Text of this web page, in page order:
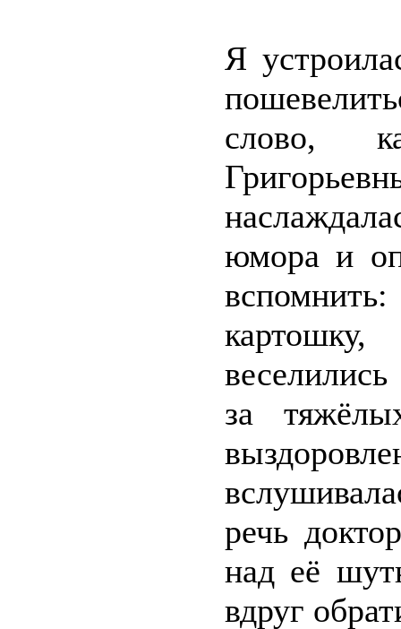
Я
слово,
юмора и
за
речь
над её
вдруг